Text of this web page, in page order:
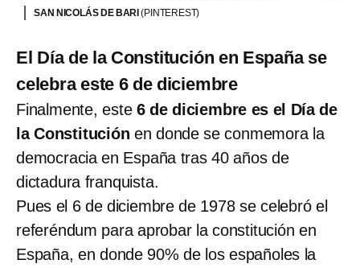
SAN NICOLÁS DE BARI(PINTEREST)
El Día de la Constitución en España se
celebra este 6 de diciembre
Finalmente, este6 de diciembre es el Día de
la Constituciónen donde se conmemora la
democracia en España tras 40 años de
dictadura franquista.
Pues el 6 de diciembre de 1978 se celebró el
referéndum para aprobar la constitución en
España, en donde 90% de los españoles la